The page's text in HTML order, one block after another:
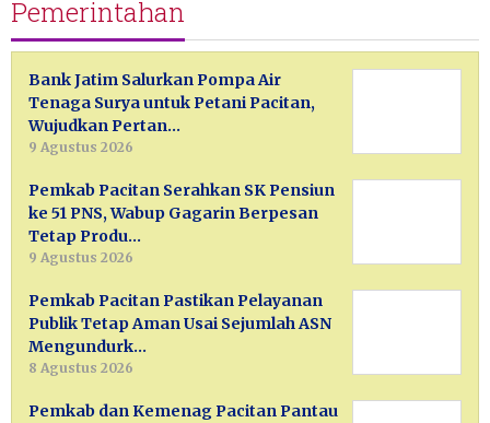
Pemerintahan
Bank Jatim Salurkan Pompa Air
Tenaga Surya untuk Petani Pacitan,
Wujudkan Pertan…
9 Agustus 2026
Pemkab Pacitan Serahkan SK Pensiun
ke 51 PNS, Wabup Gagarin Berpesan
Tetap Produ…
9 Agustus 2026
Pemkab Pacitan Pastikan Pelayanan
Publik Tetap Aman Usai Sejumlah ASN
Mengundurk…
8 Agustus 2026
Pemkab dan Kemenag Pacitan Pantau